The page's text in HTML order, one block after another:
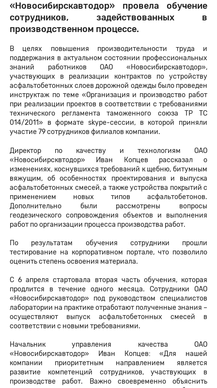
«Новосибирскавтодор» провела обучение
сотрудников, задействованных в
производственном процессе.
В целях повышения производительности труда и
поддержания в актуальном состоянии профессиональных
знаний работников ОАО «Новосибирскавтодор»,
участвующих в реализации контрактов по устройству
асфальтобетонных слоев дорожной одежды было проведен
инструктаж по теме «Организация и производство работ
при реализации проектов в соответствии с требованиями
технического регламента таможенного союза ТР ТС
014/2011» в формате skype-сессии, в которой приняли
участие 79 сотрудников филиалов компании.
Директор по качеству и технологиям ОАО
«Новосибирсквтодор» Иван Копцев рассказал о
изменениях, коснувшихся требований к щебню, битумным
вяжущим, об особенностях проектирования и выпуска
асфальтобетонных смесей, а также устройства покрытий с
применением новых типов асфальтобетонов.
Дополнительно были рассмотрены вопросы
геодезического сопровождения объектов и выполнения
работ по организации процесса производства работ.
По результатам обучения сотрудники прошли
тестирование на корпоративном портале, что позволило
оценить степень освоения материала.
С 6 апреля стартовала вторая часть обучения, которая
продлится в течение одного месяца. Сотрудники ОАО
«Новосибирскавтодор» под руководством специалистов
лаборатории на практике отработают полученные знания –
осуществляют выпуск асфальтобетонных смесей в
соответствии с новыми требованиями.
Начальник управления качества ОАО
«Новосибирскавтодор» Иван Копцев: «Для нашей
компании приоритетным направлением является
развитие компетенций сотрудников, участвующих в
производстве работ. Важно своевременно объяснить